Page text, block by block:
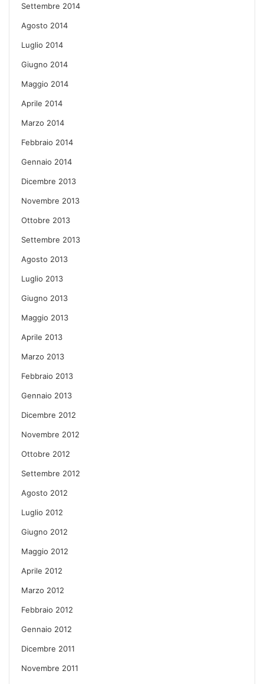
Settembre 2014
Agosto 2014
Luglio 2014
Giugno 2014
Maggio 2014
Aprile 2014
Marzo 2014
Febbraio 2014
Gennaio 2014
Dicembre 2013
Novembre 2013
Ottobre 2013
Settembre 2013
Agosto 2013
Luglio 2013
Giugno 2013
Maggio 2013
Aprile 2013
Marzo 2013
Febbraio 2013
Gennaio 2013
Dicembre 2012
Novembre 2012
Ottobre 2012
Settembre 2012
Agosto 2012
Luglio 2012
Giugno 2012
Maggio 2012
Aprile 2012
Marzo 2012
Febbraio 2012
Gennaio 2012
Dicembre 2011
Novembre 2011